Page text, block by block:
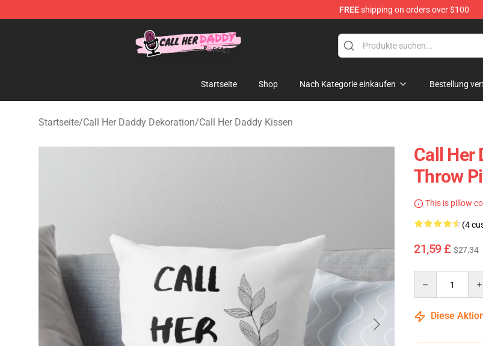
FREEshipping on orders over $100
Call Her Daddy Store - Official Call Her Daddy Merchandise Shop
Startseite Shop Nach Kategorie einkaufen Bestellung
Startseite/Call Her Daddy Dekoration/Call Her Daddy Kissen
Call Her
Throw
This is pillow
(4
21,59 £ $27.34
Diese